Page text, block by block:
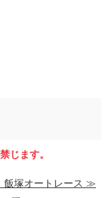
じます。
飯塚オートレース ≫